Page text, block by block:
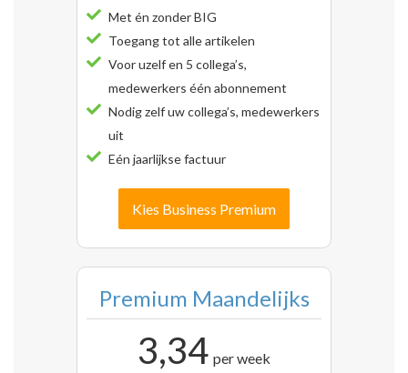
Met én zonder BIG
Toegang tot alle artikelen
Voor uzelf en 5 collega’s,
medewerkers één abonnement
Nodig zelf uw collega’s, medewerkers
uit
Eén jaarlijkse factuur
Kies Business Premium
Premium Maandelijks
3,34 per week